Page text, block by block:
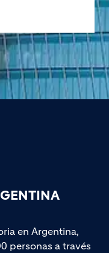
en Argentina,
personas a través